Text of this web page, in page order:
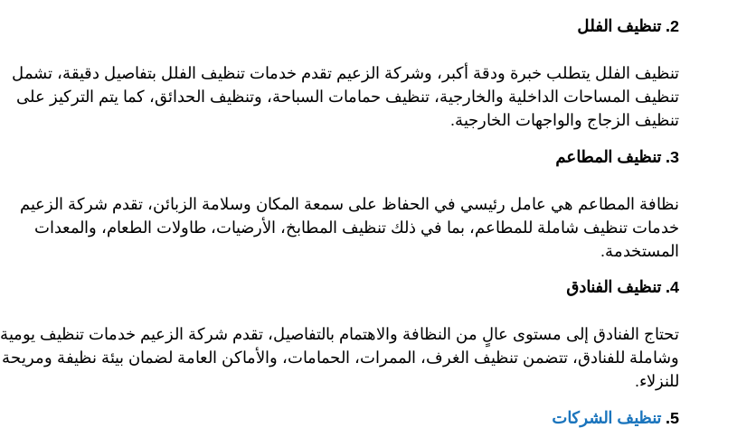
2. تنظيف الفلل
تنظيف الفلل يتطلب خبرة ودقة أكبر، وشركة الزعيم تقدم خدمات تنظيف الفلل بتفاصيل دقيقة، تشمل
تنظيف المساحات الداخلية والخارجية، تنظيف حمامات السباحة، وتنظيف الحدائق، كما يتم التركيز على
تنظيف الزجاج والواجهات الخارجية.
3. تنظيف المطاعم
نظافة المطاعم هي عامل رئيسي في الحفاظ على سمعة المكان وسلامة الزبائن، تقدم شركة الزعيم
خدمات تنظيف شاملة للمطاعم، بما في ذلك تنظيف المطابخ، الأرضيات، طاولات الطعام، والمعدات
المستخدمة.
4. تنظيف الفنادق
تحتاج الفنادق إلى مستوى عالٍ من النظافة والاهتمام بالتفاصيل، تقدم شركة الزعيم خدمات تنظيف يومية
وشاملة للفنادق، تتضمن تنظيف الغرف، الممرات، الحمامات، والأماكن العامة لضمان بيئة نظيفة ومريحة
للنزلاء.
5. تنظيف الشركات